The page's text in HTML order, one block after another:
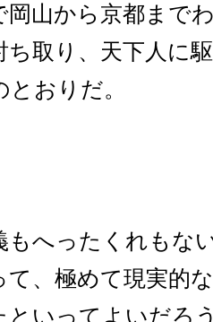
岡山から京都まで
ち取り、天下人に
おりだ。
もへったくれもな
て、極めて現実的
といってよいだろ